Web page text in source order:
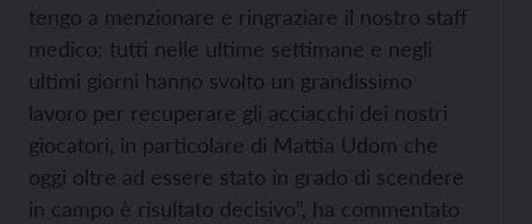
tengo a menzionare e ringraziare il nostro staff
medico: tutti nelle ultime settimane e negli
ultimi giorni hanno svolto un grandissimo
lavoro per recuperare gli acciacchi dei nostri
giocatori, in particolare di Mattia Udom che
oggi oltre ad essere stato in grado di scendere
in campo è risultato decisivo”, ha commentato